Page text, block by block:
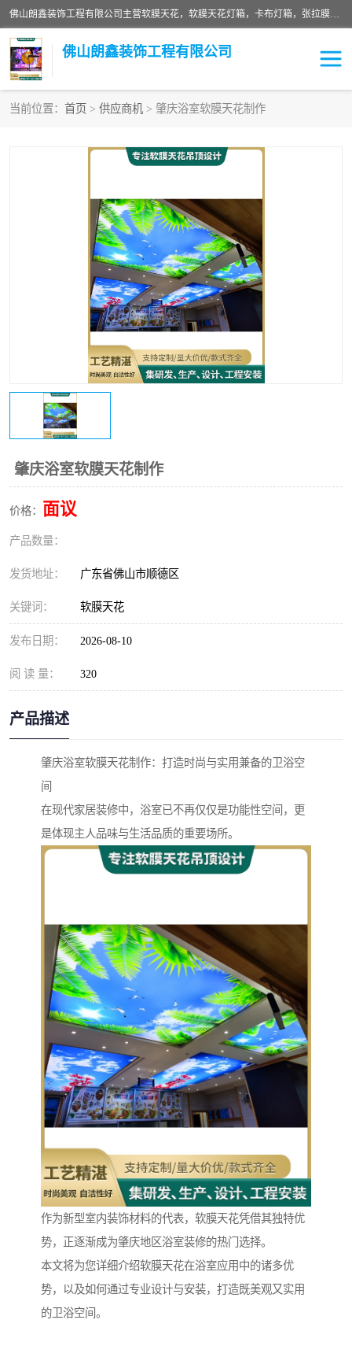
佛山朗鑫装饰工程有限公司主营软膜天花，软膜天花灯箱，卡布灯箱，张拉膜等产品，价格实惠，支持定制；公司专业装饰铺面，家居，会展特装，软膜等工程，技能精良人员，安装快、价格合理，质量保证、热诚与各方有识人士合作，欢迎新老客户来电咨询。
佛山朗鑫装饰工程有限公司
当前位置： 首页 > 供应商机 > 肇庆浴室软膜天花制作
肇庆浴室软膜天花制作
价格： 面议
产品数量：
发货地址： 广东省佛山市顺德区
关键词： 软膜天花
发布日期： 2026-08-10
阅 读 量： 320
产品描述
肇庆浴室软膜天花制作：打造时尚与实用兼备的卫浴空
间
在现代家居装修中，浴室已不再仅仅是功能性空间，更
是体现主人品味与生活品质的重要场所。
作为新型室内装饰材料的代表，软膜天花凭借其独特优
势，正逐渐成为肇庆地区浴室装修的热门选择。
本文将为您详细介绍软膜天花在浴室应用中的诸多优
势，以及如何通过专业设计与安装，打造既美观又实用
的卫浴空间。